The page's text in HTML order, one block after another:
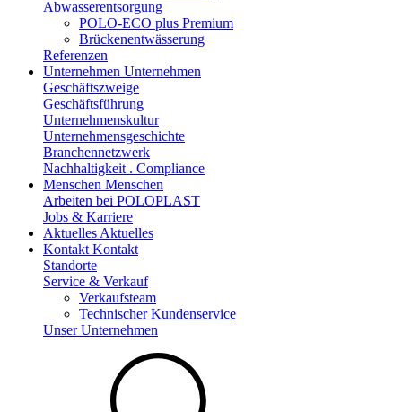
Abwasserentsorgung
POLO-ECO plus Premium
Brückenentwässerung
Referenzen
Unternehmen Unternehmen
Geschäftszweige
Geschäftsführung
Unternehmenskultur
Unternehmensgeschichte
Branchennetzwerk
Nachhaltigkeit . Compliance
Menschen Menschen
Arbeiten bei POLOPLAST
Jobs & Karriere
Aktuelles Aktuelles
Kontakt Kontakt
Standorte
Service & Verkauf
Verkaufsteam
Technischer Kundenservice
Unser Unternehmen